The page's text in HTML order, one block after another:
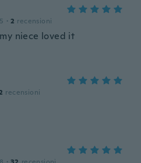
· 2 recensioni
niece loved it
recensioni